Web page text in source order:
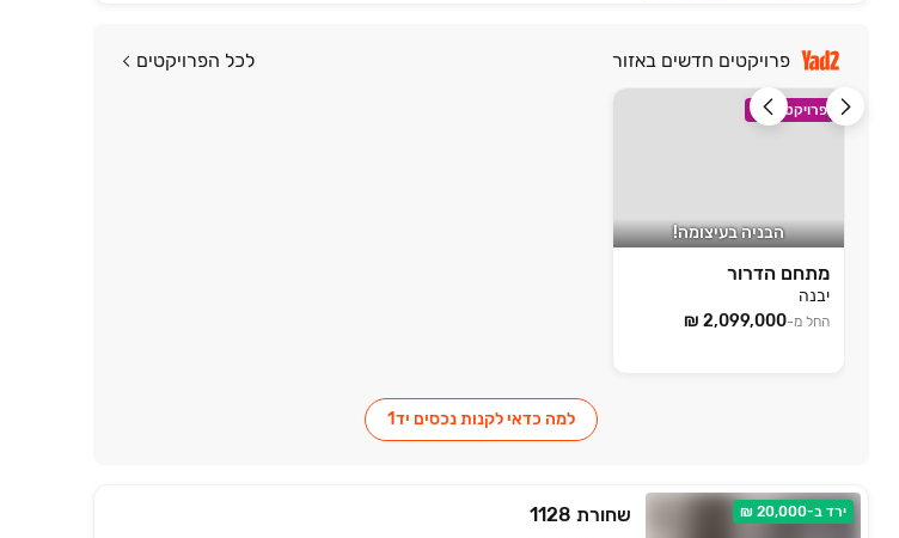
פרויקטים חדשים באזור לכל הפרויקטים
פרויקט חדש
הבניה בעיצומה!
מתחם הדרור
יבנה
החל מ-
למה כדאי לקנות נכסים יד1
ירד ב-20,000 ₪ שחורת 1128